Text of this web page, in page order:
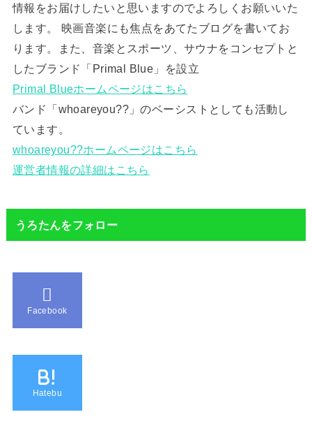
情報をお届けしたいと思いますのでよろしくお願いいた
します。 映画音楽にも焦点をあてたブログを書いてお
ります。また、音楽とスポーツ、サウナをコンセプトと
したブランド「Primal Blue」を設立
Primal Blueホームページはこちら
バンド「whoareyou??」のベーシストとしても活動し
ています。
whoareyou??ホームページはこちら
運営者情報の詳細はこちら
うろたんをフォロー
Facebook
B!
Hatebu